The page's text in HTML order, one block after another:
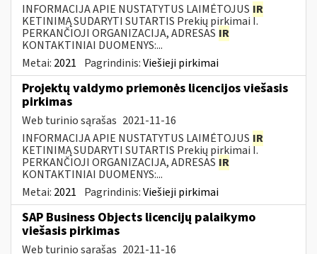
INFORMACIJA APIE NUSTATYTUS LAIMĖTOJUS IR
KETINIMĄ SUDARYTI SUTARTIS Prekių pirkimai I.
PERKANČIOJI ORGANIZACIJA, ADRESAS IR
KONTAKTINIAI DUOMENYS:...
Metai: 2021 Pagrindinis:Viešieji pirkimai
Projektų valdymo priemonės licencijos viešasis
pirkimas
Web turinio sąrašas 2021-11-16
INFORMACIJA APIE NUSTATYTUS LAIMĖTOJUS IR
KETINIMĄ SUDARYTI SUTARTIS Prekių pirkimai I.
PERKANČIOJI ORGANIZACIJA, ADRESAS IR
KONTAKTINIAI DUOMENYS:...
Metai: 2021 Pagrindinis:Viešieji pirkimai
SAP Business Objects licencijų palaikymo
viešasis pirkimas
Web turinio sąrašas 2021-11-16